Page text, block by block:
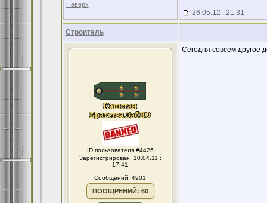
Наверх
26.05.12 : 21:31
Строитель
ID пользователя #4425
Зарегистрирован: 10.04.11 :
17:41
Сообщений: 4901
ПООЩРЕНИЙ: 60
Сегодня совсем другое